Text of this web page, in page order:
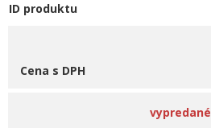
ID produktu
Cena s DPH
vypredané